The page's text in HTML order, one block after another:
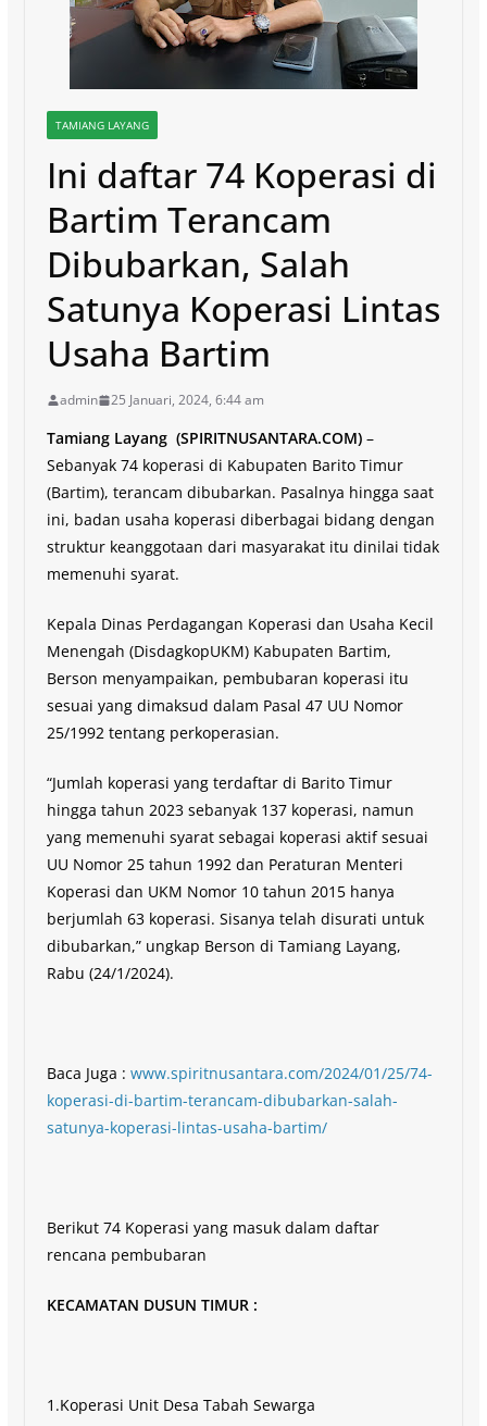
TAMIANG LAYANG
Ini daftar 74 Koperasi di
Bartim Terancam
Dibubarkan, Salah
Satunya Koperasi Lintas
Usaha Bartim
admin 25 Januari, 2024, 6:44 am
Tamiang Layang (SPIRITNUSANTARA.COM)–
Sebanyak 74 koperasi di Kabupaten Barito Timur
(Bartim), terancam dibubarkan. Pasalnya hingga saat
ini, badan usaha koperasi diberbagai bidang dengan
struktur keanggotaan dari masyarakat itu dinilai tidak
memenuhi syarat.
Kepala Dinas Perdagangan Koperasi dan Usaha Kecil
Menengah (DisdagkopUKM) Kabupaten Bartim,
Berson menyampaikan, pembubaran koperasi itu
sesuai yang dimaksud dalam Pasal 47 UU Nomor
25/1992 tentang perkoperasian.
“Jumlah koperasi yang terdaftar di Barito Timur
hingga tahun 2023 sebanyak 137 koperasi, namun
yang memenuhi syarat sebagai koperasi aktif sesuai
UU Nomor 25 tahun 1992 dan Peraturan Menteri
Koperasi dan UKM Nomor 10 tahun 2015 hanya
berjumlah 63 koperasi. Sisanya telah disurati untuk
dibubarkan,” ungkap Berson di Tamiang Layang,
Rabu (24/1/2024).
Baca Juga : www.spiritnusantara.com/2024/01/25/74-
koperasi-di-bartim-terancam-dibubarkan-salah-
satunya-koperasi-lintas-usaha-bartim/
Berikut 74 Koperasi yang masuk dalam daftar
rencana pembubaran
KECAMATAN DUSUN TIMUR :
1.Koperasi Unit Desa Tabah Sewarga